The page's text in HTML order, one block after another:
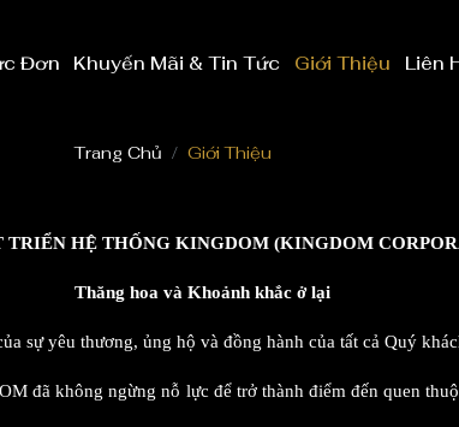
Đơn Khuyến Mãi & Tin Tức Giới Thiệu Liên
Trang Chủ Giới Thiệu
TRIỂN HỆ THỐNG KINGDOM (KINGDOM
Thăng hoa và Khoảnh khắc ở lại
sự yêu thương, ủng hộ và đồng hành của tất cả Quý
đã không ngừng nỗ lực để trở thành điểm đến quen